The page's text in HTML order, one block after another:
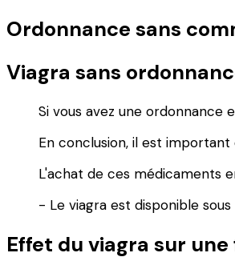
Ordonnance sans
Viagra sans
Si vous avez une ordonnance
En conclusion, il est
L'achat de ces médicaments
- Le viagra est disponible
Effet du viagra sur une